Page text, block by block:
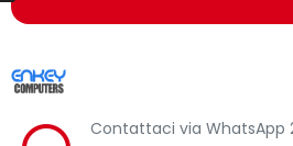
Tipo di auricolare
Colore del
Contattaci via WhatsApp